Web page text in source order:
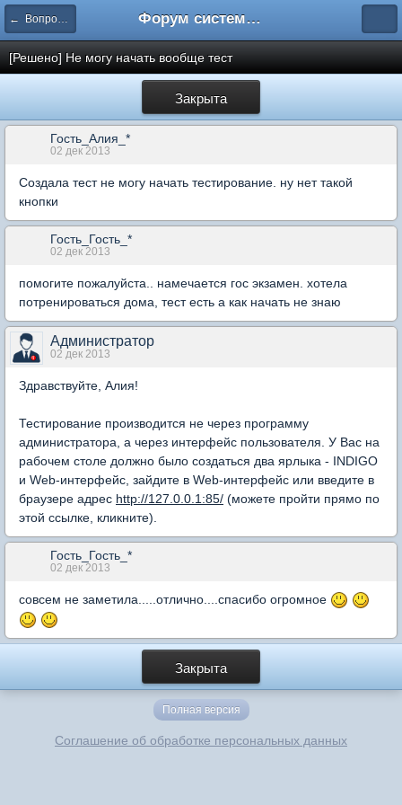
← Вопросы составления тестов Форум системы тестирования INDIGO
[Решено] Не могу начать вообще тест
Закрыта
Гость_Алия_*
02 дек 2013
Создала тест не могу начать тестирование. ну нет такой
кнопки
Гость_Гость_*
02 дек 2013
помогите пожалуйста.. намечается гос экзамен. хотела
потренироваться дома, тест есть а как начать не знаю
Администратор
02 дек 2013
Здравствуйте, Алия!
Тестирование производится не через программу
администратора, а через интерфейс пользователя. У Вас на
рабочем столе должно было создаться два ярлыка - INDIGO
и Web-интерфейс, зайдите в Web-интерфейс или введите в
браузере адрес http://127.0.0.1:85/ (можете пройти прямо по
этой ссылке, кликните).
Гость_Гость_*
02 дек 2013
совсем не заметила.....отлично....спасибо огромное
Закрыта
Полная версия
Соглашение об обработке персональных данных